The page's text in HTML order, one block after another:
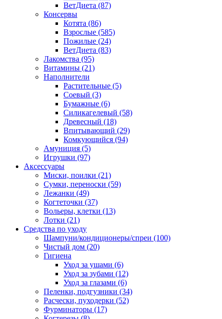
ВетДиета (87)
Консервы
Котята (86)
Взрослые (585)
Пожилые (24)
ВетДиета (83)
Лакомства (95)
Витамины (21)
Наполнители
Растительные (5)
Соевый (3)
Бумажные (6)
Силикагелевый (58)
Древесный (18)
Впитывающий (29)
Комкующийся (94)
Амуниция (5)
Игрушки (97)
Аксессуары
Миски, поилки (21)
Сумки, переноски (59)
Лежанки (49)
Когтеточки (37)
Вольеры, клетки (13)
Лотки (21)
Средства по уходу
Шампуни/кондиционеры/спреи (100)
Чистый дом (20)
Гигиена
Уход за ушами (6)
Уход за зубами (12)
Уход за глазами (6)
Пеленки, подгузники (34)
Расчески, пуходерки (52)
Фурминаторы (17)